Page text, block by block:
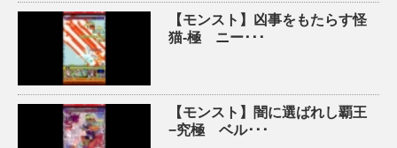
【モンスト】凶事をもたらす怪
猫-極 ニー･･･
【モンスト】闇に選ばれし覇王
−究極 ベル･･･